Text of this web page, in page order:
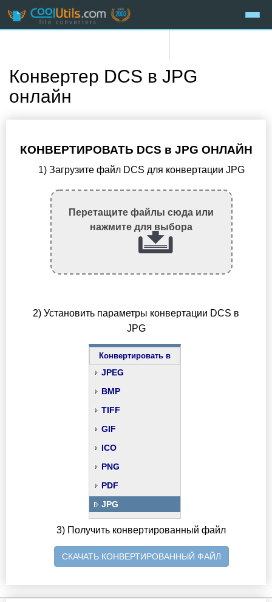
Конвертер DCS в JPG
онлайн
КОНВЕРТИРОВАТЬ DCS в JPG ОНЛАЙН
1) Загрузите файл DCS для конвертации JPG
Перетащите файлы сюда или
нажмите для выбора
2) Установить параметры конвертации DCS в
JPG
Конвертировать в
JPEG
BMP
TIFF
GIF
ICO
PNG
PDF
JPG
3) Получить конвертированный файл
СКАЧАТЬ КОНВЕРТИРОВАННЫЙ ФАЙЛ